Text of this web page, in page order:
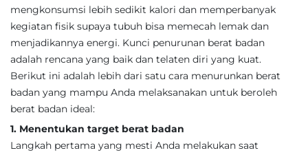
mengkonsumsi lebih sedikit kalori dan memperbanyak
kegiatan fisik supaya tubuh bisa memecah lemak dan
menjadikannya energi. Kunci penurunan berat badan
adalah rencana yang baik dan telaten diri yang kuat.
Berikut ini adalah lebih dari satu cara menurunkan berat
badan yang mampu Anda melaksanakan untuk beroleh
berat badan ideal:
1. Menentukan target berat badan
Langkah pertama yang mesti Anda melakukan saat